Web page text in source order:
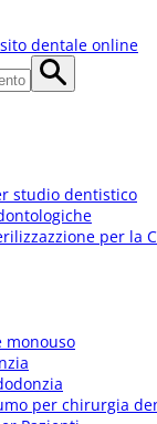
dentale online
studio dentistico
per la
monouso
per chirurgia